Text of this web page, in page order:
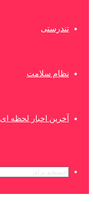
تندرستی
نظام سلامت
آخرین اخبار لحظه ای